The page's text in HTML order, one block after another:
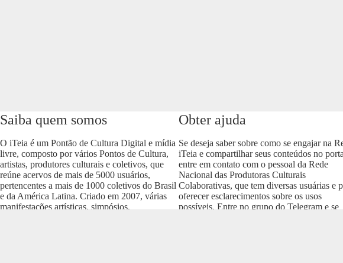
Saiba quem somos
O iTeia é um Pontão de Cultura Digital e mídia
livre, composto por vários Pontos de Cultura,
artistas, produtores culturais e coletivos, que
reúne acervos de mais de 5000 usuários,
pertencentes a mais de 1000 coletivos do Brasil
e da América Latina. Criado em 2007, várias
manifestações artísticas, simpósios,
Obter ajuda
Se deseja saber sobre como se engajar na
iTeia e compartilhar seus conteúdos no
entre em contato com o pessoal da Rede
Nacional das Produtoras Culturais
Colaborativas, que tem diversas usuárias e
oferecer esclarecimentos sobre os usos
possíveis. Entre no grupo do Telegram e se